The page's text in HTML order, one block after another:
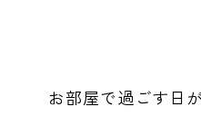
お部屋で過ごす日